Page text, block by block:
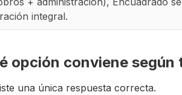
integral.
opción conviene según
una única respuesta correcta.